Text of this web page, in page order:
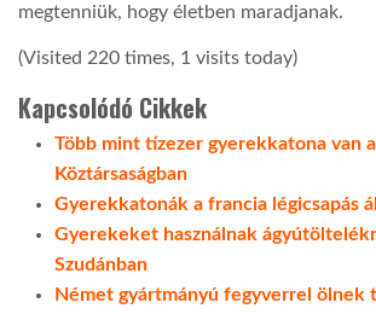
megtenniük, hogy életben maradjanak.
(Visited 220 times, 1 visits today)
Kapcsolódó Cikkek
Több mint tízezer gyerekkatona van
Köztársaságban
Gyerekkatonák a francia légicsapás
Gyerekeket használnak
Szudánban
Német gyártmányú fegyverrel ölnek